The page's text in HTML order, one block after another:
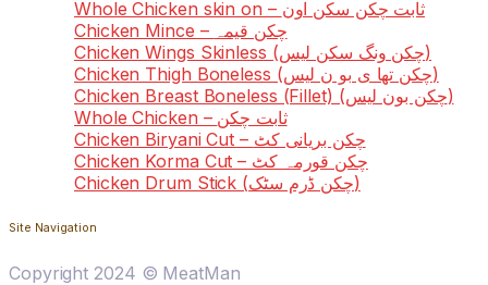
Whole Chicken skin on – ثابت چکن سکن اون
Chicken Mince – چکن قیمہ
Chicken Wings Skinless (چکن ونگ سکن لیس)
Chicken Thigh Boneless (چکن تھا ی بو ن لیس)
Chicken Breast Boneless (Fillet) (چکن بون لیس)
Whole Chicken – ثابت چکن
Chicken Biryani Cut – چکن بریانی کٹ
Chicken Korma Cut – چکن قورمہ کٹ
Chicken Drum Stick (چکن ڈرم سٹک)
Site Navigation
Copyright 2024 © MeatMan